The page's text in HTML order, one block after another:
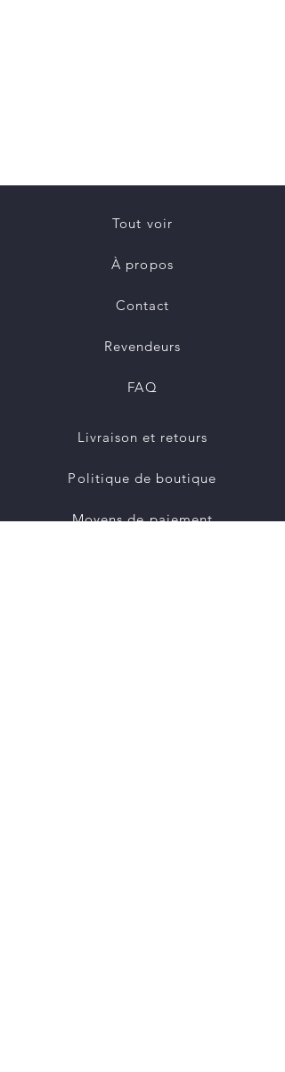
Tout voir
À propos
Contact
Revendeurs
FAQ
Livraison et retours
Politique de boutique
Moyens de paiement